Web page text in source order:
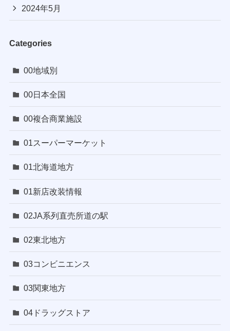
2024年5月
Categories
00地域別
00日本全国
00複合商業施設
01スーパーマーケット
01北海道地方
01新店改装情報
02JA系列直売所道の駅
02東北地方
03コンビニエンス
03関東地方
04ドラッグストア